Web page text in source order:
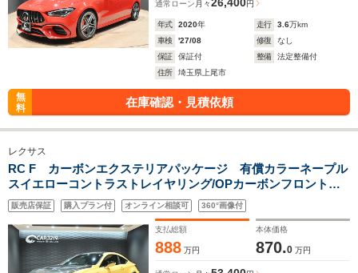
通常ローン 月々 円
年式 2020年 走行 3.6万km
車検
'27/08 修復
なし
保証
保証付 整備
法定整備付
住所
埼玉県上尾市
無
料
在庫確認・見積依頼
レクサス
RC F カーボンエクステリアパッケージ 有償カラーネープル
スイエローコントラストレイヤリング/OPカーボンフロントス
ポイラー/OPカーボンロッカ-フィン/OPカーボンリアディフュ
ーザー/OPチタンエキゾーストマフラー/OPカーボンオーナメン
トパネル/車高調
販売店保証 購入プラン付 オンライン相談可 360°画像付
支払総額
888 万円
本体価格
870.0 万円